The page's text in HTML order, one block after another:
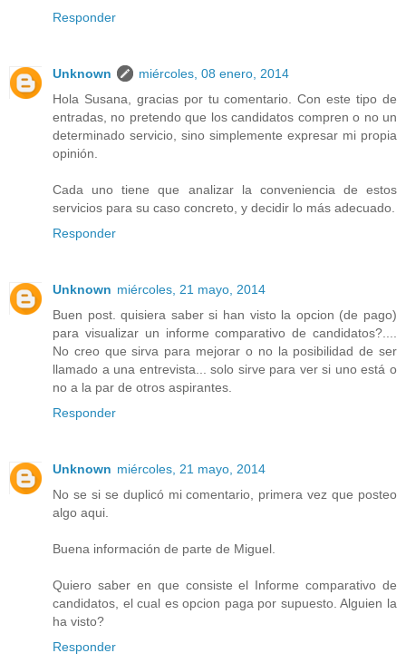
Responder
Unknown
miércoles, 08 enero, 2014
Hola Susana, gracias por tu comentario. Con este tipo de
entradas, no pretendo que los candidatos compren o no un
determinado servicio, sino simplemente expresar mi propia
opinión.
Cada uno tiene que analizar la conveniencia de estos
servicios para su caso concreto, y decidir lo más adecuado.
Responder
Unknown miércoles, 21 mayo, 2014
Buen post. quisiera saber si han visto la opcion (de pago)
para visualizar un informe comparativo de candidatos?....
No creo que sirva para mejorar o no la posibilidad de ser
llamado a una entrevista... solo sirve para ver si uno está o
no a la par de otros aspirantes.
Responder
Unknown miércoles, 21 mayo, 2014
No se si se duplicó mi comentario, primera vez que posteo
algo aqui.
Buena información de parte de Miguel.
Quiero saber en que consiste el Informe comparativo de
candidatos, el cual es opcion paga por supuesto. Alguien la
ha visto?
Responder